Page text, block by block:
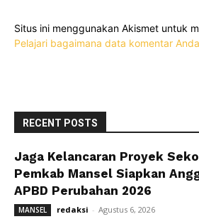
Situs ini menggunakan Akismet untuk
Pelajari bagaimana data komentar
RECENT POSTS
Jaga Kelancaran Proyek
Pemkab Mansel Siapkan
APBD Perubahan 2026
MANSEL redaksi - Agustus 6, 2026